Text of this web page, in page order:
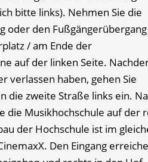
bitte links). Nehmen Sie die
oder den
/ am Ende der
auf der linken Seite.
verlassen haben, gehen Sie
die zweite Straße links ein.
die Musikhochschule auf der
der Hochschule ist im
Den Eingang